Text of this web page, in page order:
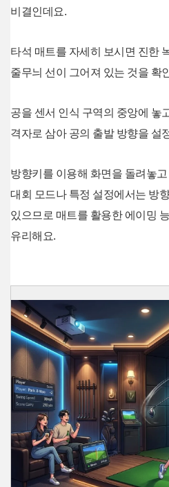
비결인데요.
타석 매트를 자세히 보시면 진한
줄무늬 선이 그어져 있는 것을 확
공을 센서 인식 구역의 중앙에 놓
격자로 삼아 공의 출발 방향을 설
방향키를 이용해 화면을 돌려놓
대회 모드나 특정 설정에서는 방
있으므로 매트를 활용한 에이밍
유리해요.